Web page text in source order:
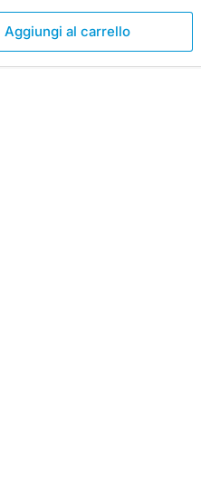
Aggiungi al carrello